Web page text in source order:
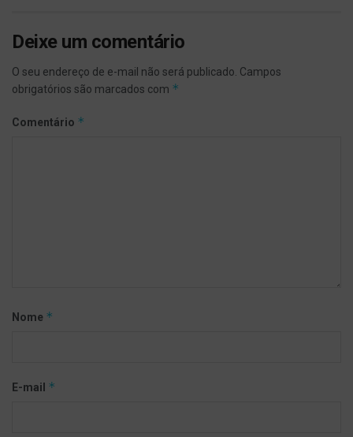
Deixe um comentário
O seu endereço de e-mail não será publicado. Campos
obrigatórios são marcados com *
Comentário *
Nome *
E-mail *